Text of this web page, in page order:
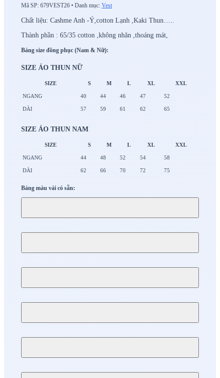
Mã SP: 679VEST26 • Danh mục: Vest
Chất liệu: Cashme Anh -Ý,cotton Lạnh ,Kaki Thun…..
Thành phần : 65/35 cotton ,không nhăn ,thoáng mát,
Bảng size đồng phục (Nam & Nữ):
SIZE ÁO THUN NỮ
SIZE S M L XL XXL
NGANG 40 44 46 47 52
DÀI 57 59 61 62 65
SIZE ÁO THUN NAM
SIZE S M L XL XXL
NGANG 44 48 52 54 58
DÀI 62 66 70 72 75
Bảng màu vải có sẵn: